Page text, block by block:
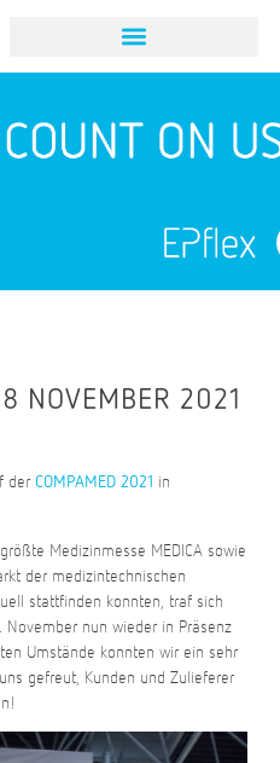
NOVEMBER 2021
der COMPAMED 2021 in
Medizinmesse MEDICA sowie
der medizintechnischen
stattfinden konnten, traf sich
nun wieder in Präsenz
Umstände konnten wir ein sehr
gefreut, Kunden und Zulieferer